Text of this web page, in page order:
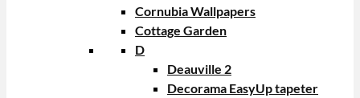
Cornubia Wallpapers
Cottage Garden
D
Deauville 2
Decorama EasyUp tapeter